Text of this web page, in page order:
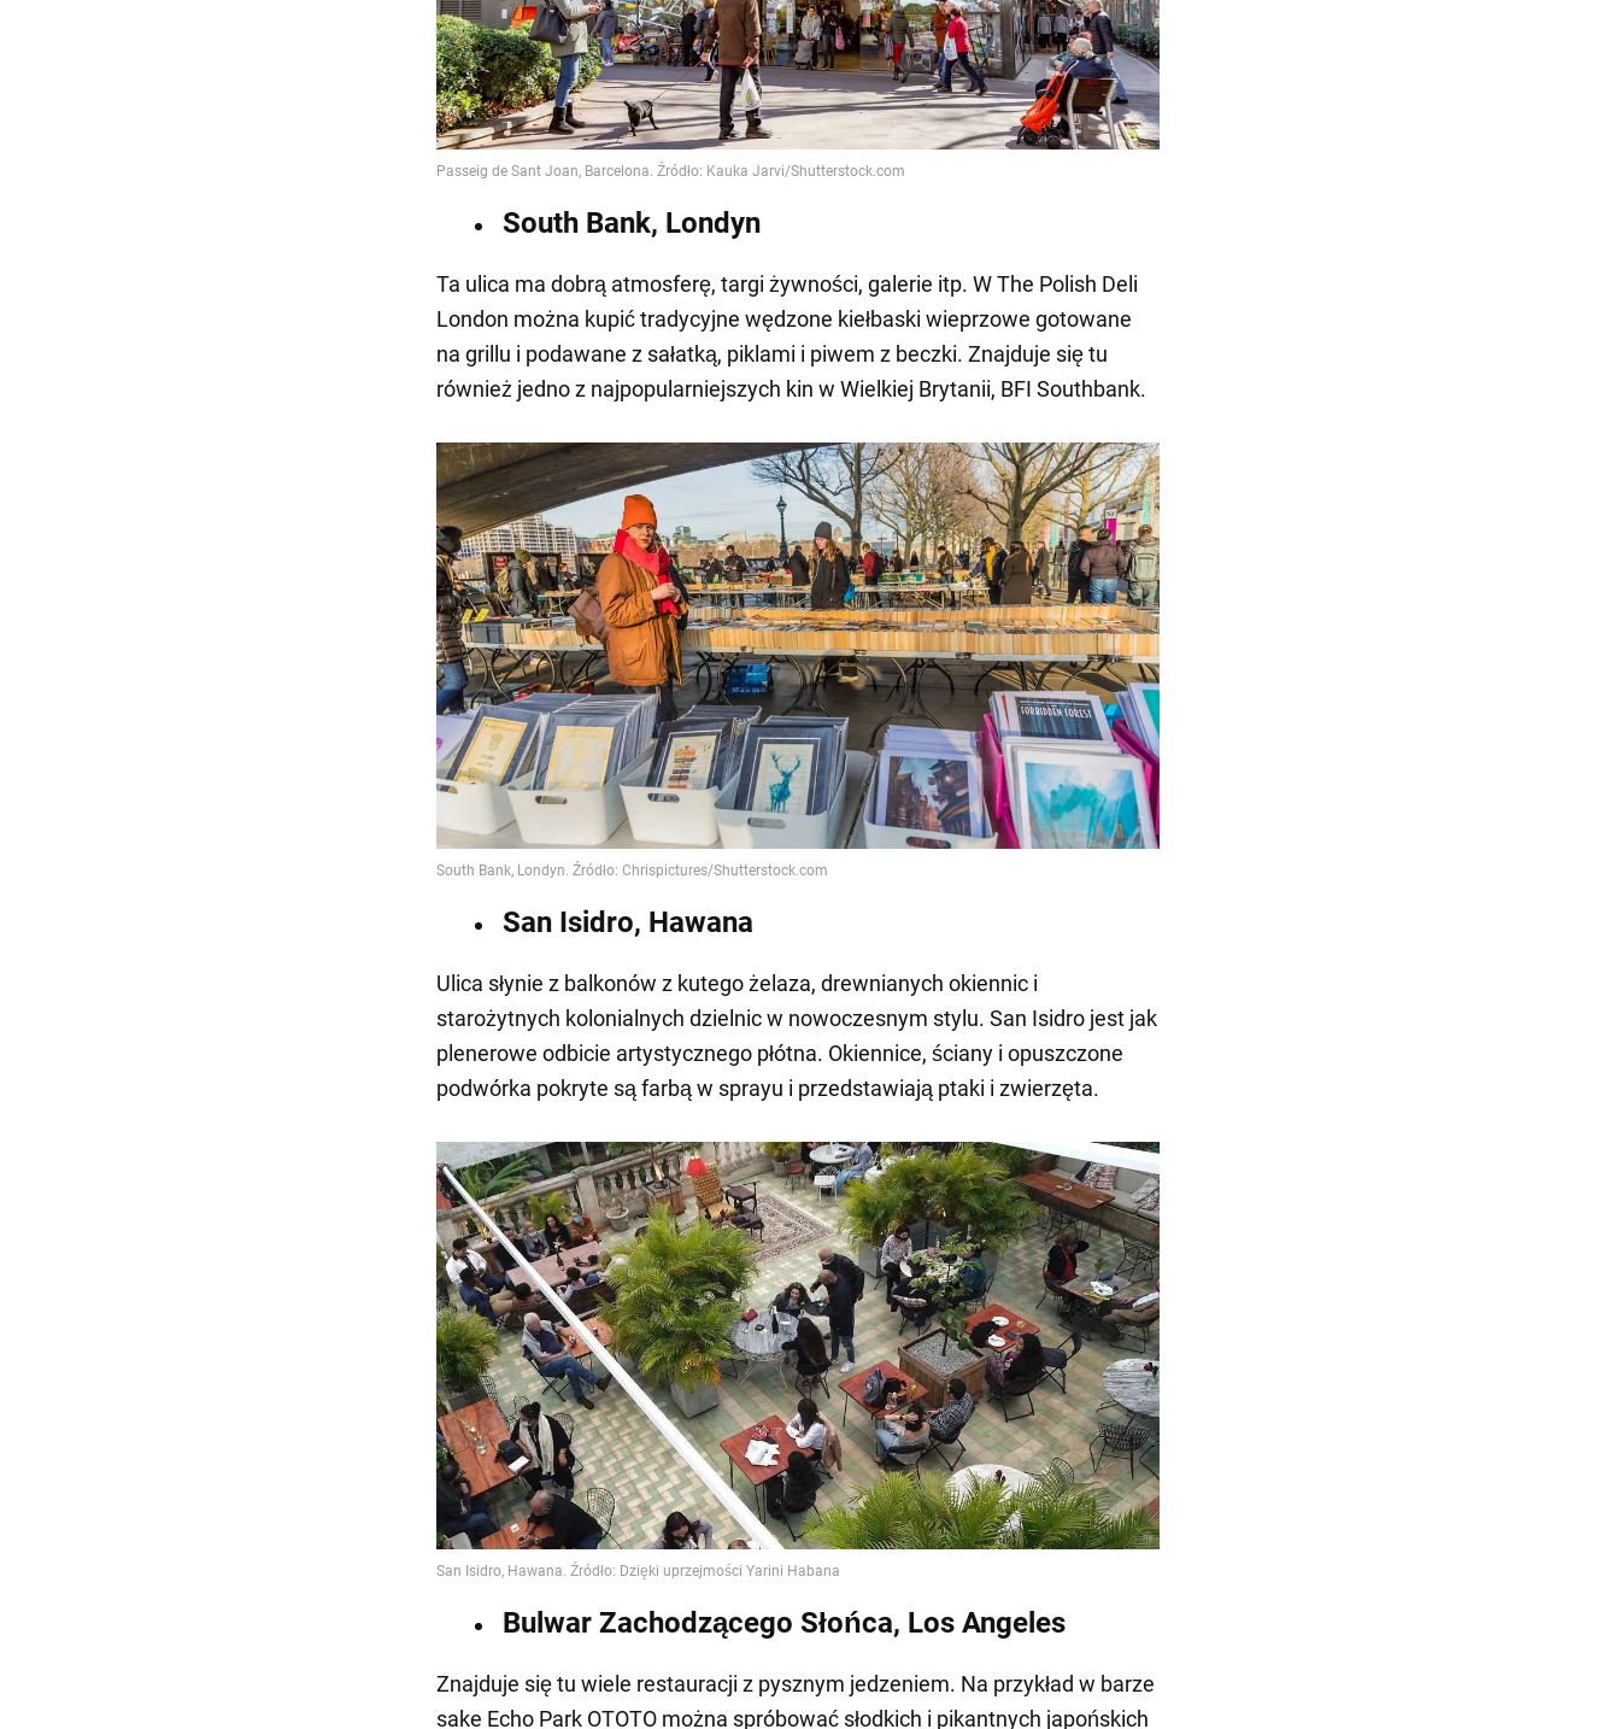
South Bank, Londyn
Ta ulica ma dobrą atmosferę, targi żywności, galerie itp. W The Polish Deli
London można kupić tradycyjne wędzone kiełbaski wieprzowe gotowane
na grillu i podawane z sałatką, piklami i piwem z beczki. Znajduje się tu
również jedno z najpopularniejszych kin w Wielkiej Brytanii, BFI Southbank.
San Isidro, Hawana
Ulica słynie z balkonów z kutego żelaza, drewnianych okiennic i
starożytnych kolonialnych dzielnic w nowoczesnym stylu. San Isidro jest jak
plenerowe odbicie artystycznego płótna. Okiennice, ściany i opuszczone
podwórka pokryte są farbą w sprayu i przedstawiają ptaki i zwierzęta.
Bulwar Zachodzącego Słońca, Los Angeles
Znajduje się tu wiele restauracji z pysznym jedzeniem. Na przykład w barze
sake Echo Park OTOTO można spróbować słodkich i pikantnych japońskich